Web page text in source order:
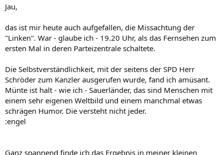
Jau,
das ist mir heute auch aufgefallen, die Missachtung der
"Linken". War - glaube ich - 19.20 Uhr, als das Fernsehen zum
ersten Mal in deren Parteizentrale schaltete.
Die Selbstverständlichkeit, mit der seitens der SPD Herr
Schröder zum Kanzler ausgerufen wurde, fand ich amüsant.
Münte ist halt - wie ich - Sauerländer, das sind Menschen mit
einem sehr eigenen Weltbild und einem manchmal etwas
schrägen Humor. Die versteht nicht jeder.
:engel
Ganz spannend finde ich das Ergebnis in meiner kleinen